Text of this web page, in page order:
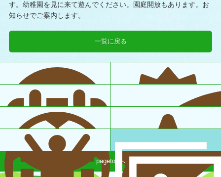
す。幼稚園を見に来て遊んでください。園庭開放もあります。お
知らせでご案内します。
一覧に戻る
pagetopへ